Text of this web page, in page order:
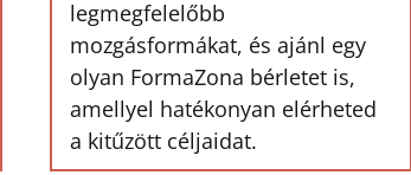
legmegfelelőbb
mozgásformákat, és ajánl egy
olyan FormaZona bérletet is,
amellyel hatékonyan elérheted
a kitűzött céljaidat.